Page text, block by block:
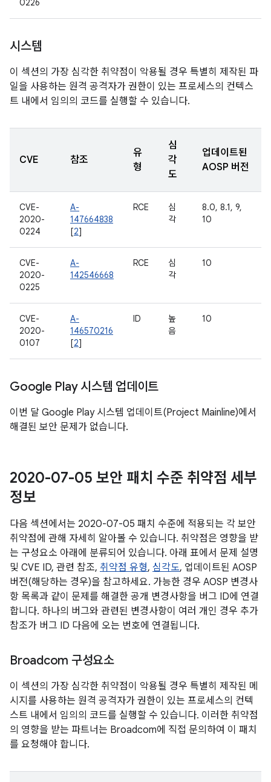
0226
시스템
이 섹션의 가장 심각한 취약점이 악용될 경우 특별히 제작된 파
일을 사용하는 원격 공격자가 권한이 있는 프로세스의 컨텍스
트 내에서 임의의 코드를 실행할 수 있습니다.
CVE 참조
유
형
심
각
도
업데이트된
AOSP 버전
CVE-
2020-
0224
A-
147664838
[2]
RCE
심
각
8.0, 8.1, 9,
10
CVE-
2020-
0225
A-
142546668
RCE
심
각
10
CVE-
2020-
0107
A-
146570216
[2]
ID
높
음
10
Google Play 시스템 업데이트
이번 달 Google Play 시스템 업데이트(Project Mainline)에서
해결된 보안 문제가 없습니다.
2020-07-05 보안 패치 수준 취약점 세부
정보
다음 섹션에서는 2020-07-05 패치 수준에 적용되는 각 보안
취약점에 관해 자세히 알아볼 수 있습니다. 취약점은 영향을 받
는 구성요소 아래에 분류되어 있습니다. 아래 표에서 문제 설명
및 CVE ID, 관련 참조, 취약점 유형, 심각도, 업데이트된 AOSP
버전(해당하는 경우)을 참고하세요. 가능한 경우 AOSP 변경사
항 목록과 같이 문제를 해결한 공개 변경사항을 버그 ID에 연결
합니다. 하나의 버그와 관련된 변경사항이 여러 개인 경우 추가
참조가 버그 ID 다음에 오는 번호에 연결됩니다.
Broadcom 구성요소
이 섹션의 가장 심각한 취약점이 악용될 경우 특별히 제작된 메
시지를 사용하는 원격 공격자가 권한이 있는 프로세스의 컨텍
스트 내에서 임의의 코드를 실행할 수 있습니다. 이러한 취약점
의 영향을 받는 파트너는 Broadcom에 직접 문의하여 이 패치
를 요청해야 합니다.